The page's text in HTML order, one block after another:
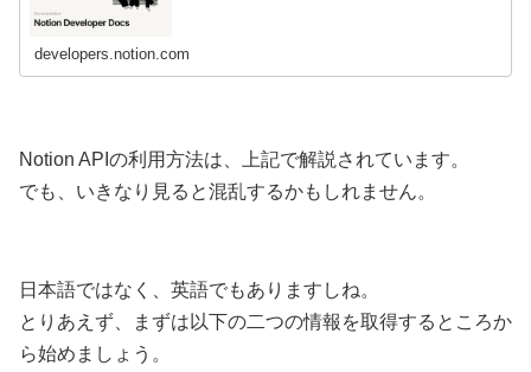
developers.notion.com
Notion APIの利用方法は、上記で解説されています。
でも、いきなり見ると混乱するかもしれません。
日本語ではなく、英語でもありますしね。
とりあえず、まずは以下の二つの情報を取得するところか
ら始めましょう。